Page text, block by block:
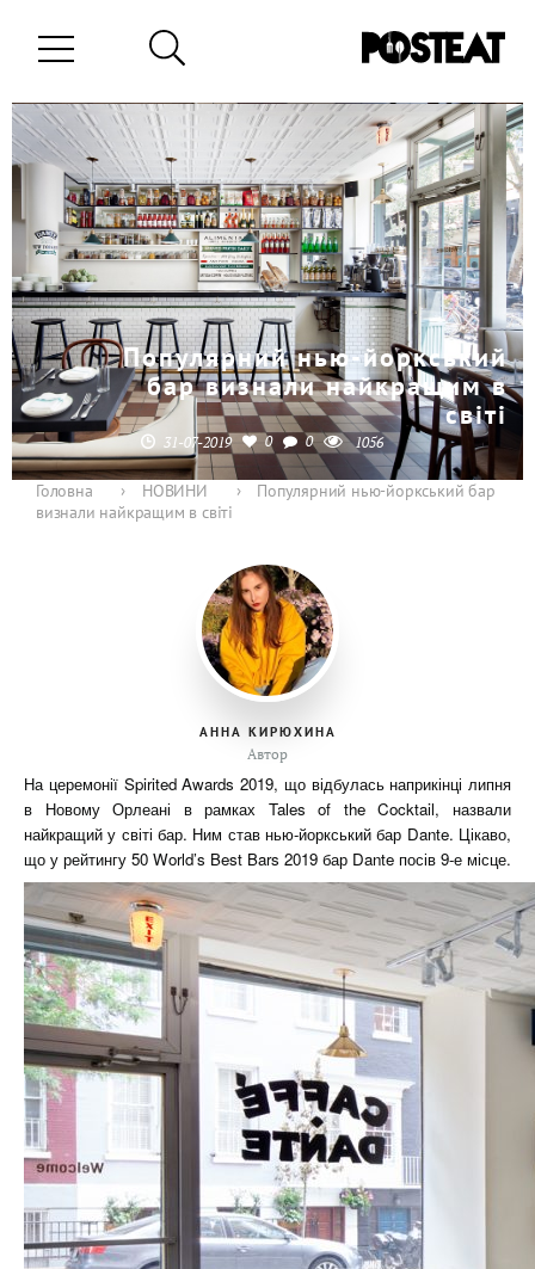
Популярний нью-йоркський
бар визнали найкращим в
світі
31-07-2019 0 0 1056
Головна › НОВИНИ ›
Популярний нью-йоркський бар
визнали найкращим в світі
АННА КИРЮХИНА
Автор
На церемонії Spirited Awards 2019, що відбулась наприкінці липня
в Новому Орлеані в рамках Tales of the Cocktail, назвали
найкращий у світі бар. Ним став нью-йоркський бар Dante. Цікаво,
що у рейтингу 50 World’s Best Bars 2019 бар Dante посів 9-е місце.